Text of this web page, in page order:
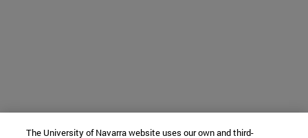
The University of Navarra website uses our own and third-